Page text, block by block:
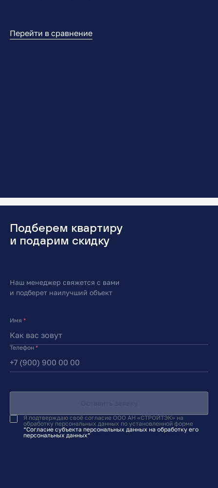
Перейти в сравнение
Подберем квартиру
и подарим скидку
Наш менеджер свяжется с вами
и подберет наилучший объект
Имя *
Телефон *
Я подтверждаю своё согласие ООО АН «СТРОЙТЭК» на
обработку персональных данных по установленной форме
“Согласие субъекта персональных данных на обработку его
персональных данных”